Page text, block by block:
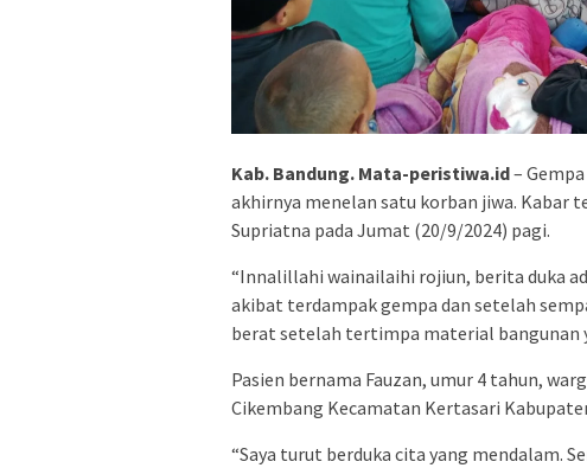
Kab. Bandung. Mata-peristiwa.id–
akhirnya menelan satu korban jiwa. Kabar
Supriatna pada Jumat (20/9/2024) pagi.
“Innalillahi wainailaihi rojiun, berita duka
akibat terdampak gempa dan setelah
berat setelah tertimpa material bangunan
Pasien bernama Fauzan, umur 4 tahun,
Cikembang Kecamatan Kertasari
“Saya turut berduka cita yang mendalam.